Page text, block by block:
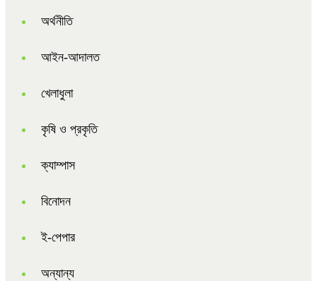
অর্থনীতি
আইন-আদালত
খেলাধুলা
কৃষি ও প্রকৃতি
ক্যাম্পাস
বিনোদন
ই-পেপার
অন্যান্য